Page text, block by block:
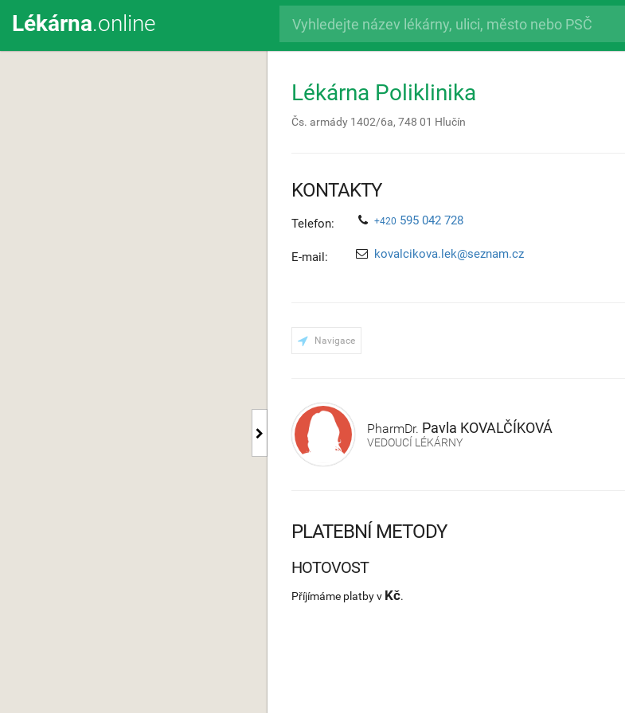
Lékárna.online
Lékárna Poliklinika
Čs. armády 1402/6a, 748 01 Hlučín
KONTAKTY
Telefon: +420 595 042 728
E-mail: kovalcikova.lek@seznam.cz
Navigace
PharmDr. Pavla KOVALČÍKOVÁ
VEDOUCÍ LÉKÁRNY
PLATEBNÍ METODY
HOTOVOST
Příjímáme platby v Kč.